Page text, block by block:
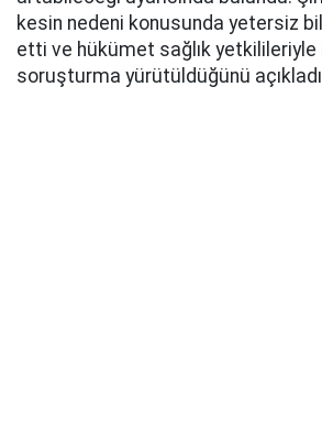
kesin nedeni konusunda yetersiz
etti ve hükümet sağlık
soruşturma yürütüldüğünü